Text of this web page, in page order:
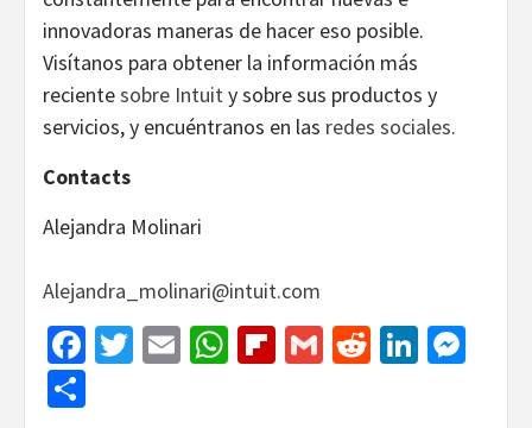
innovadoras maneras de hacer eso posible.
Visítanos para obtener la información más
recientesobre Intuity sobre sus productos y
servicios, y encuéntranos en las redes sociales.
Contacts
Alejandra Molinari
Alejandra_molinari@intuit.com
Facebook
Twitter
EmailWhatsApp
Flipboard
GmailReddit